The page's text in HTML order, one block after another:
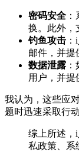
密码安全
换。此外，
钓鱼攻击
邮件，并提
数据泄露
用户，并提
我认为，这些应
题时迅速采取行
综上所述，
私政策、系